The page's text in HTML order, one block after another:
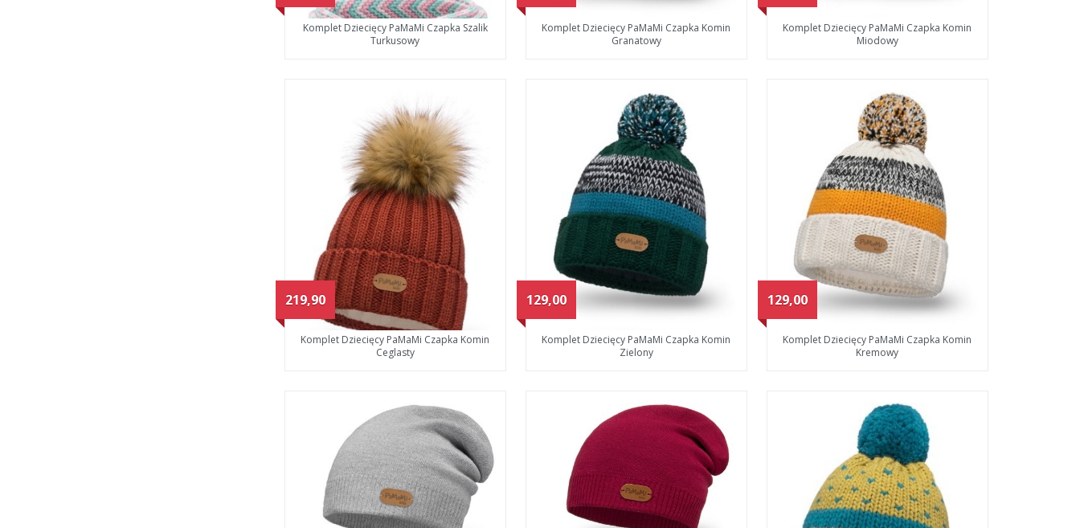
Komplet Dziecięcy PaMaMi Czapka Szalik
Turkusowy
Komplet Dziecięcy PaMaMi Czapka Komin
Granatowy
Komplet Dziecięcy PaMaMi Czapka Komin
Miodowy
219,90
Komplet Dziecięcy PaMaMi Czapka Komin
Ceglasty
129,00
Komplet Dziecięcy PaMaMi Czapka Komin
Zielony
129,00
Komplet Dziecięcy PaMaMi Czapka Komin
Kremowy